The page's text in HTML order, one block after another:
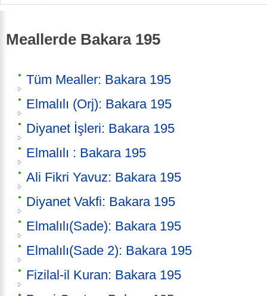
Meallerde Bakara 195
Tüm Mealler: Bakara 195
Elmalılı (Orj): Bakara 195
Diyanet İşleri: Bakara 195
Elmalılı : Bakara 195
Ali Fikri Yavuz: Bakara 195
Diyanet Vakfi: Bakara 195
Elmalılı(Sade): Bakara 195
Elmalılı(Sade 2): Bakara 195
Fizilal-il Kuran: Bakara 195